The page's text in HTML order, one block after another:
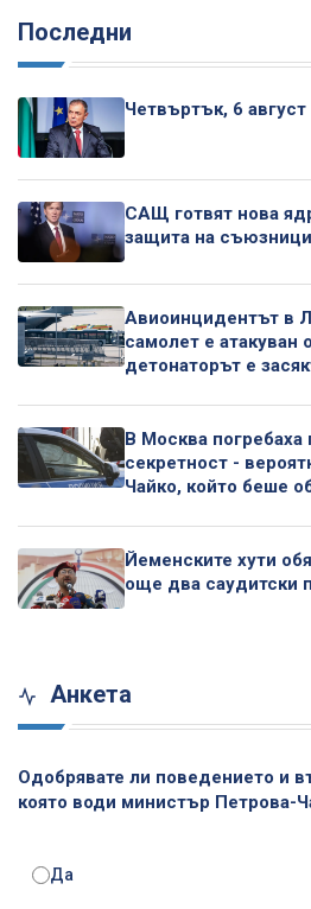
Последни
Четвъртък, 6 август
САЩ готвят нова
защита на
Авиоинцидентът в
самолет е атакуван
детонаторът е
В Москва погребаха
секретност -
Чайко, който беше
Йеменските хути
още два саудитски
Анкета
Одобрявате ли поведението и
която води министър Петрова-
Да